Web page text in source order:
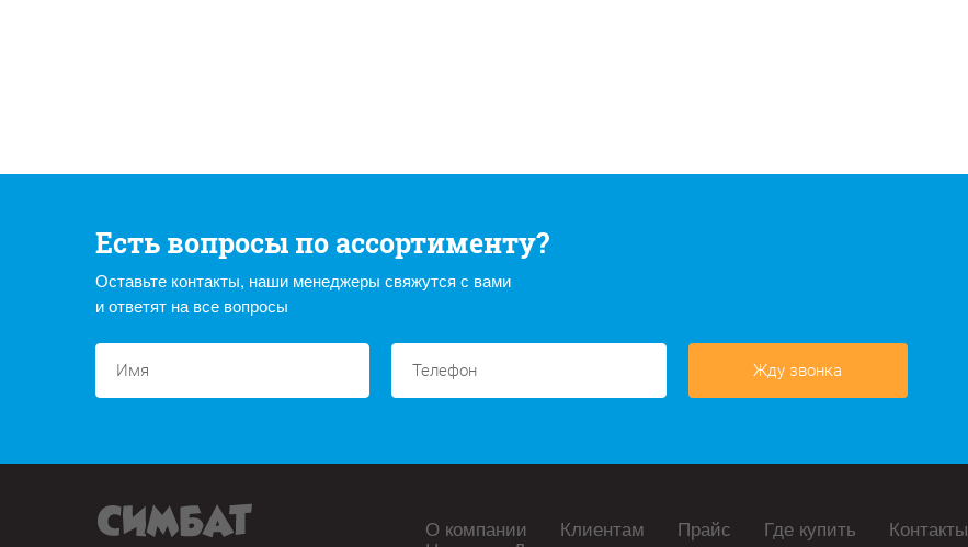
Есть вопросы по ассортименту?
Оставьте контакты, наши менеджеры свяжутся с вами
и ответят на все вопросы
Жду звонка
О компании Клиентам Прайс Где купить Контакты